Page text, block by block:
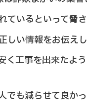
いるといって脅さ
しい情報をお伝え
く工事を出来たよ
も減らせて良かっ